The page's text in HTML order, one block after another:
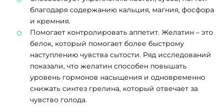
благодаря содержанию кальция, магния, фосфора
и кремния.
Помогает контролировать аппетит. Желатин – это
белок, который помогает более быстрому
наступлению чувства сытости. Ряд исследований
показали, что желатин способен повышать
уровень гормонов насыщения и одновременно
снижать синтез грелина, который отвечает за
чувство голода.
Search
for: